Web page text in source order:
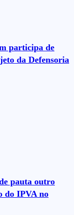
participa de
da Defensoria
pauta outro
do IPVA no